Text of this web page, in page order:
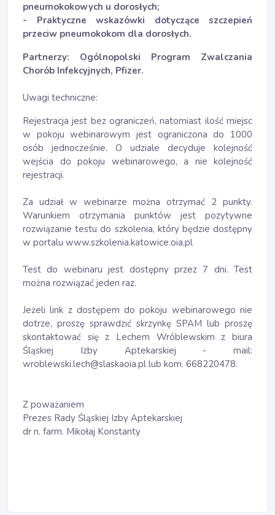
pneumokokowych u dorosłych;
- Praktyczne wskazówki dotyczące szczepień
przeciw pneumokokom dla dorosłych.
Partnerzy: Ogólnopolski Program Zwalczania
Chorób Infekcyjnych, Pfizer.
Uwagi techniczne:
Rejestracja jest bez ograniczeń, natomiast ilość miejsc
w pokoju webinarowym jest ograniczona do 1000
osób jednocześnie. O udziale decyduje kolejność
wejścia do pokoju webinarowego, a nie kolejność
rejestracji.
Za udział w webinarze można otrzymać 2 punkty.
Warunkiem otrzymania punktów jest pozytywne
rozwiązanie testu do szkolenia, który będzie dostępny
w portalu www.szkolenia.katowice.oia.pl
Test do webinaru jest dostępny przez 7 dni. Test
można rozwiązać jeden raz.
Jeżeli link z dostępem do pokoju webinarowego nie
dotrze, proszę sprawdzić skrzynkę SPAM lub proszę
skontaktować się z Lechem Wróblewskim z biura
Śląskiej Izby Aptekarskiej - mail:
wroblewski.lech@slaskaoia.pl lub kom. 668220478.
Z poważaniem
Prezes Rady Śląskiej Izby Aptekarskiej
dr n. farm. Mikołaj Konstanty